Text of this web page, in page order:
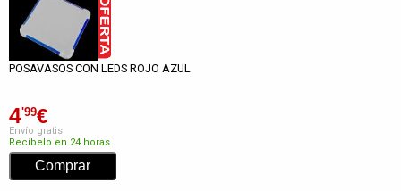
POSAVASOS CON LEDS ROJO AZUL
4'99€
Envío gratis
Recíbelo en 24 horas